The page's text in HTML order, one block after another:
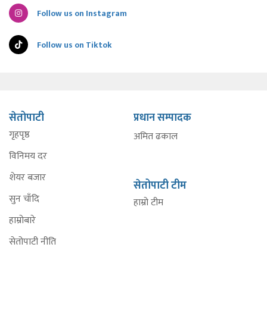
Follow us on Instagram
Follow us on Tiktok
सेतोपाटी
गृहपृष्ठ
विनिमय दर
शेयर बजार
सुन चाँदि
हाम्रोबारे
सेतोपाटी नीति
प्रधान सम्पादक
अमित ढकाल
सेतोपाटी टीम
हाम्रो टीम